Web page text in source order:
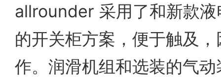
allrounder 采用了和新款
的开关柜方案，便于触及
作。润滑机组和选装的气